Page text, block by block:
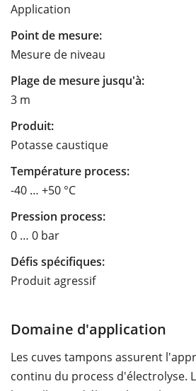
Application
Point de mesure:
Mesure de niveau
Plage de mesure jusqu'à:
3 m
Produit:
Potasse caustique
Température process:
-40 … +50 °C
Pression process:
0 … 0 bar
Défis spécifiques:
Produit agressif
Domaine d'application
Les cuves tampons assurent
continu du process d'électrolyse.